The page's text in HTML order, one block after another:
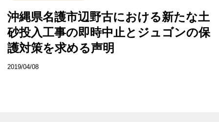
沖縄県名護市辺野古における新たな土
砂投入工事の即時中止とジュゴンの保
護対策を求める声明
2019/04/08